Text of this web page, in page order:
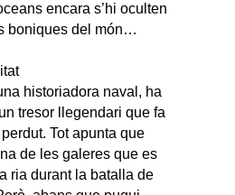
encara s’hi oculten
boniques del món…
historiadora naval, ha
tresor llegendari que fa
Tot apunta que
de les galeres que es
ria durant la batalla de